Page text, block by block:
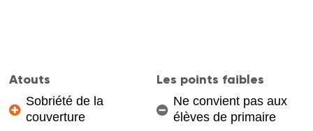
Atouts
Sobriété de la
couverture
Les points faibles
Ne convient pas aux
élèves de primaire